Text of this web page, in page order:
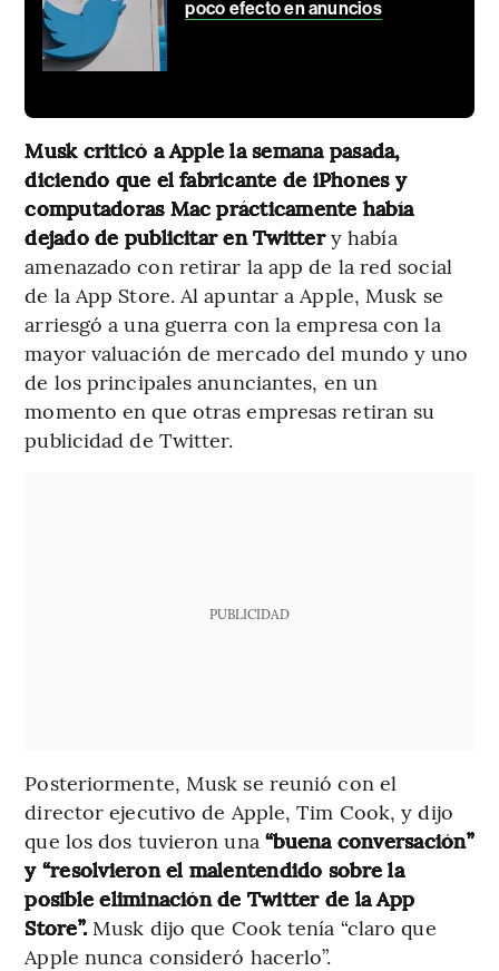
poco efecto en anuncios
Musk criticó a Apple la semana pasada,
diciendo que el fabricante de iPhones y
computadoras Mac prácticamente había
dejado de publicitar en Twittery había
amenazado con retirar la app de la red social
de la App Store. Al apuntar a Apple, Musk se
arriesgó a una guerra con la empresa con la
mayor valuación de mercado del mundo y uno
de los principales anunciantes, en un
momento en que otras empresas retiran su
publicidad de Twitter.
PUBLICIDAD
Posteriormente, Musk se reunió con el
director ejecutivo de Apple, Tim Cook, y dijo
que los dos tuvieron una “buena conversación”
y “resolvieron el malentendido sobre la
posible eliminación de Twitter de la App
Store”. Musk dijo que Cook tenía “claro que
Apple nunca consideró hacerlo”.